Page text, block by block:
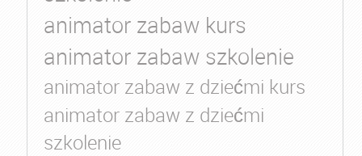
animator zabaw kurs
animator zabaw szkolenie
animator zabaw z dziećmi kurs
animator zabaw z dziećmi
szkolenie